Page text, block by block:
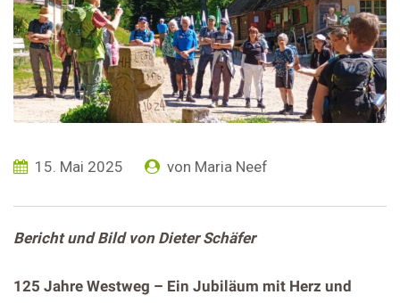
15. Mai 2025 von Maria Neef
Bericht und Bild von Dieter Schäfer
125 Jahre Westweg – Ein Jubiläum mit Herz und